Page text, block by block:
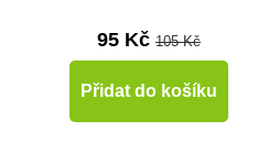
95 Kč 105 Kč
Přidat do košíku